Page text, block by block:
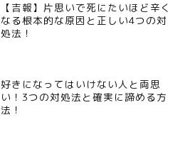
【吉報】片思いで死にたいほど辛く
なる根本的な原因と正しい4つの対
処法！
好きになってはいけない人と両思
い！3つの対処法と確実に諦める方
法！